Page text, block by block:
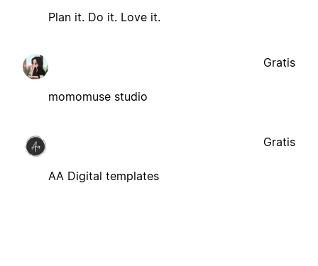
Plan it. Do it. Love it.
momomuse studio
Gratis
AA Digital templates
Gratis